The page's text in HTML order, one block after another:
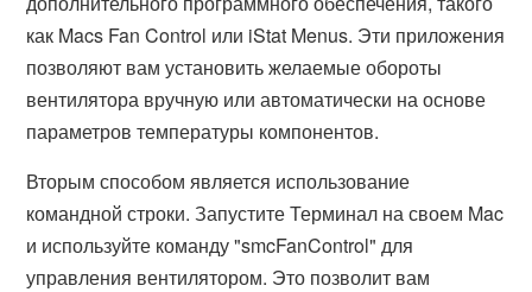
как Macs Fan Control или iStat Menus. Эти приложения
позволяют вам установить желаемые обороты
вентилятора вручную или автоматически на основе
параметров температуры компонентов.
Вторым способом является использование
командной строки. Запустите Терминал на своем Mac
и используйте команду "smcFanControl" для
управления вентилятором. Это позволит вам